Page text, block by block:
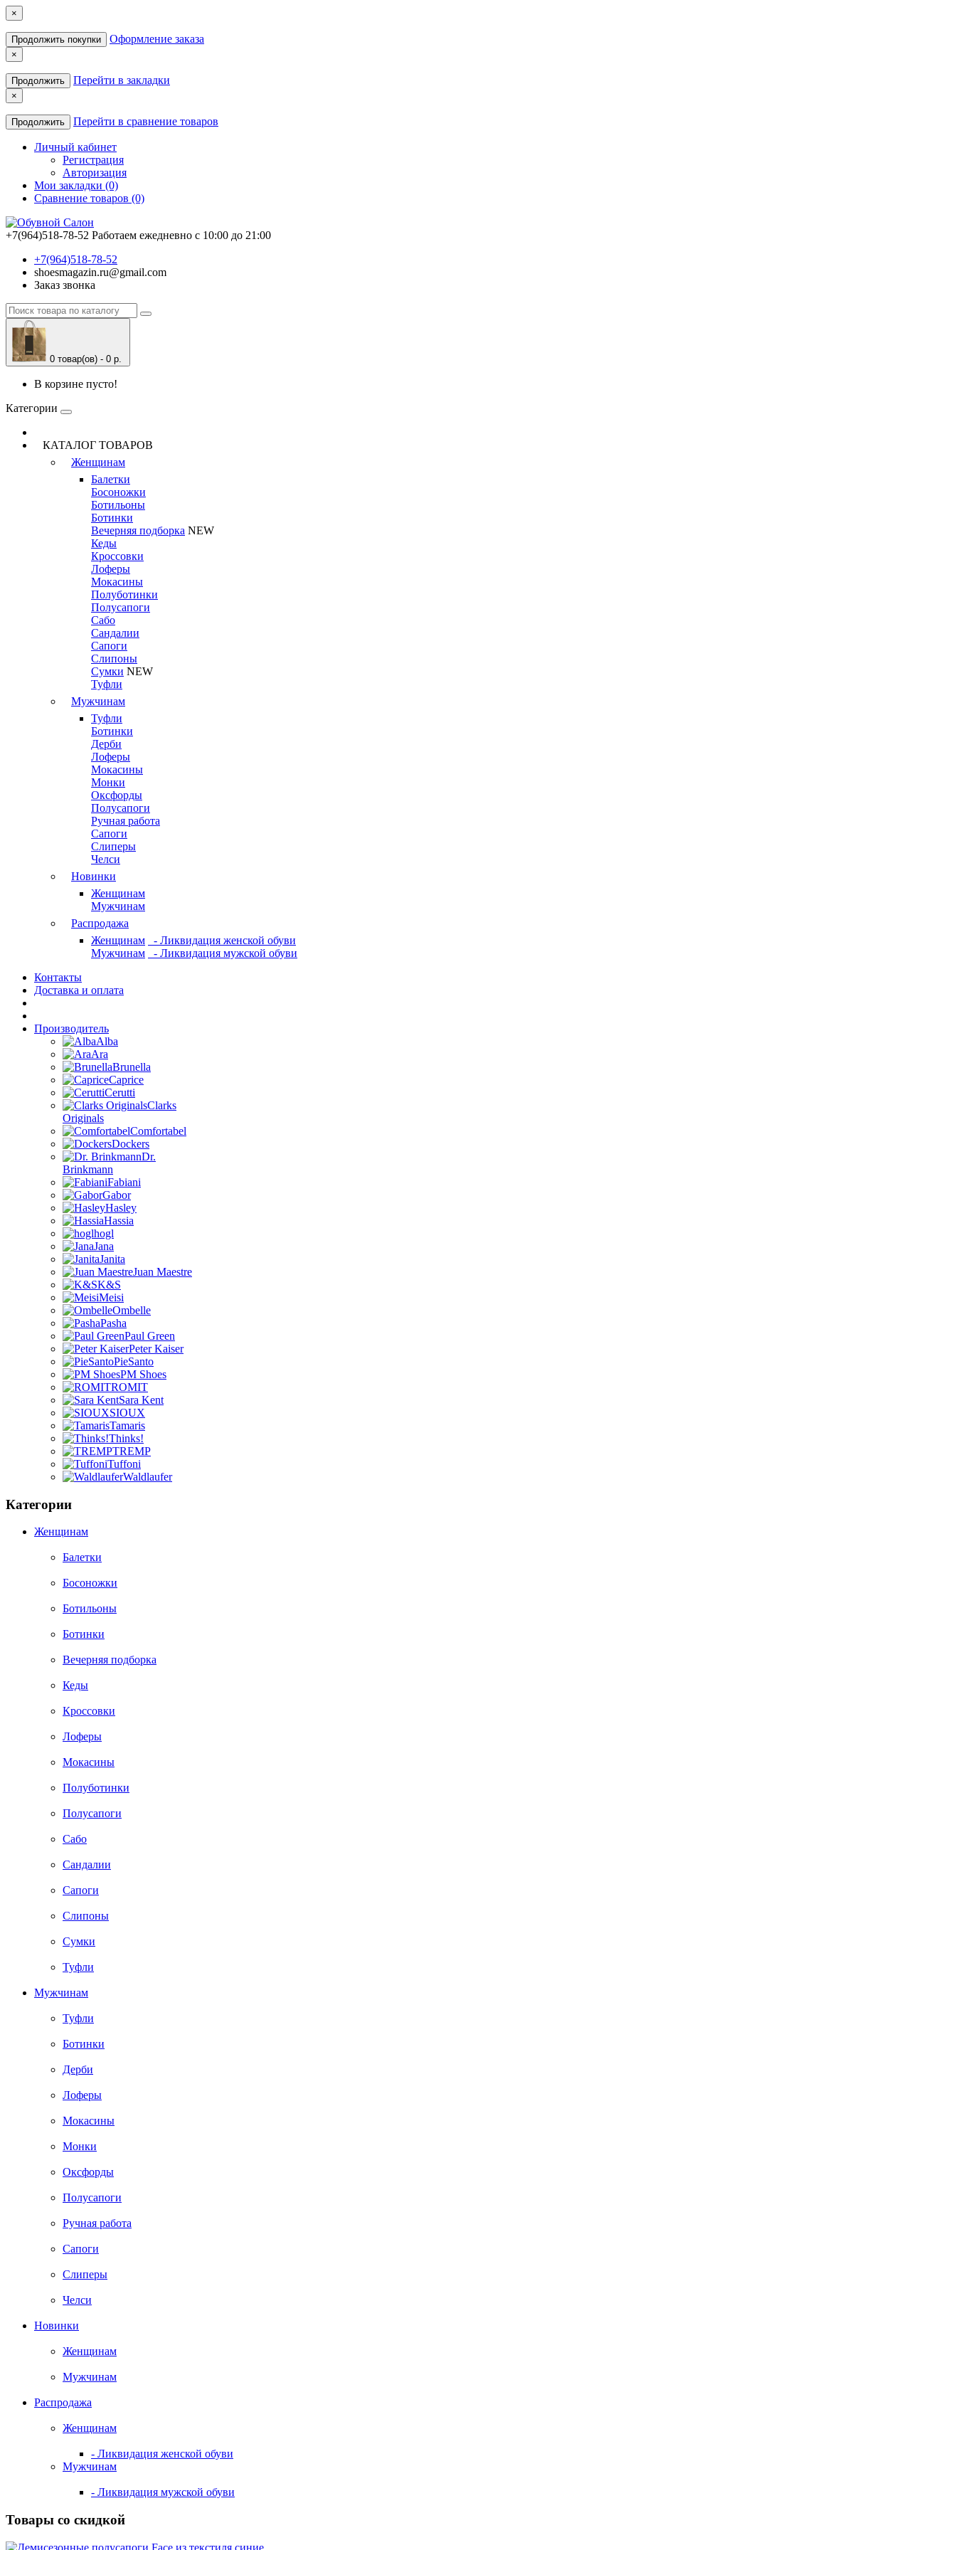
×
Продолжить покупки Оформление заказа
×
Продолжить Перейти в закладки
×
Продолжить Перейти в сравнение товаров
Личный кабинет
Регистрация
Авторизация
Мои закладки (0)
Сравнение товаров (0)
+7(964)518-78-52 Работаем ежедневно с 10:00 до 21:00
+7(964)518-78-52
shoesmagazin.ru@gmail.com
Заказ звонка
0 товар(ов) - 0 р.
В корзине пусто!
Категории
КАТАЛОГ ТОВАРОВ
Женщинам
Балетки
Босоножки
Ботильоны
Ботинки
Вечерняя подборка NEW
Кеды
Кроссовки
Лоферы
Мокасины
Полуботинки
Полусапоги
Сабо
Сандалии
Сапоги
Слипоны
Сумки NEW
Туфли
Мужчинам
Туфли
Ботинки
Дерби
Лоферы
Мокасины
Монки
Оксфорды
Полусапоги
Ручная работа
Сапоги
Слиперы
Челси
Новинки
Женщинам
Мужчинам
Распродажа
Женщинам
- Ликвидация женской обуви
Мужчинам
- Ликвидация мужской обуви
Контакты
Доставка и оплата
Производитель
Alba
Ara
Brunella
Caprice
Cerutti
Clarks
Originals
Comfortabel
Dockers
Dr.
Brinkmann
Fabiani
Gabor
Hasley
Hassia
hogl
Jana
Janita
Juan Maestre
K&S
Meisi
Ombelle
Pasha
Paul Green
Peter Kaiser
PieSanto
PM Shoes
ROMIT
Sara Kent
SIOUX
Tamaris
Thinks!
TREMP
Tuffoni
Waldlaufer
Категории
Женщинам
Балетки
Босоножки
Ботильоны
Ботинки
Вечерняя подборка
Кеды
Кроссовки
Лоферы
Мокасины
Полуботинки
Полусапоги
Сабо
Сандалии
Сапоги
Слипоны
Сумки
Туфли
Мужчинам
Туфли
Ботинки
Дерби
Лоферы
Мокасины
Монки
Оксфорды
Полусапоги
Ручная работа
Сапоги
Слиперы
Челси
Новинки
Женщинам
Мужчинам
Распродажа
Женщинам
- Ликвидация женской обуви
Мужчинам
- Ликвидация мужской обуви
Товары со скидкой